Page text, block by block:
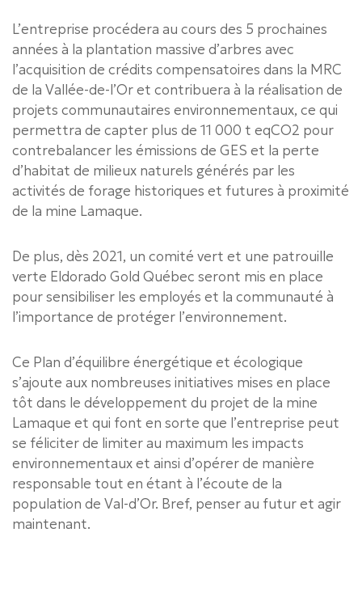
L’entreprise procédera au cours des 5 prochaines
années à la plantation massive d’arbres avec
l’acquisition de crédits compensatoires dans la MRC
de la Vallée-de-l’Or et contribuera à la réalisation de
projets communautaires environnementaux, ce qui
permettra de capter plus de 11 000 t eqCO2 pour
contrebalancer les émissions de GES et la perte
d’habitat de milieux naturels générés par les
activités de forage historiques et futures à proximité
de la mine Lamaque.
De plus, dès 2021, un comité vert et une patrouille
verte Eldorado Gold Québec seront mis en place
pour sensibiliser les employés et la communauté à
l’importance de protéger l’environnement.
Ce Plan d’équilibre énergétique et écologique
s’ajoute aux nombreuses initiatives mises en place
tôt dans le développement du projet de la mine
Lamaque et qui font en sorte que l’entreprise peut
se féliciter de limiter au maximum les impacts
environnementaux et ainsi d’opérer de manière
responsable tout en étant à l’écoute de la
population de Val-d’Or. Bref, penser au futur et agir
maintenant.